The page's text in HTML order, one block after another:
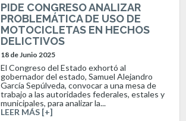
PIDE CONGRESO ANALIZAR
PROBLEMÁTICA DE USO DE
MOTOCICLETAS EN HECHOS
DELICTIVOS
18 de Junio 2025
El Congreso del Estado exhortó al
gobernador del estado, Samuel Alejandro
García Sepúlveda, convocar a una mesa de
trabajo a las autoridades federales, estales y
municipales, para analizar la...
LEER MÁS [+]